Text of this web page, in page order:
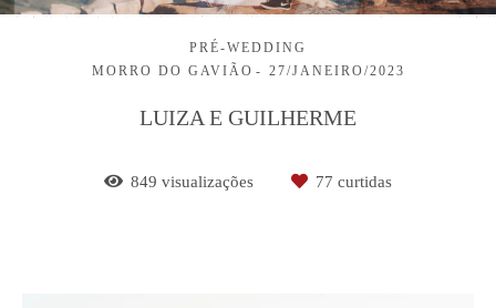
PRÉ-WEDDING
MORRO DO GAVIÃO
27/JANEIRO/2023
LUIZA E GUILHERME
849 visualizações 77 curtidas